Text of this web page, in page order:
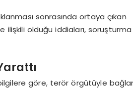
sonrasında ortaya çıkan
ilişkili olduğu iddiaları, soruşturma
göre, terör örgütüyle